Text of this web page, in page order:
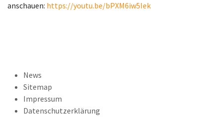
anschauen: https://youtu.be/bPXM6iw5Iek
News
Sitemap
Impressum
Datenschutzerklärung